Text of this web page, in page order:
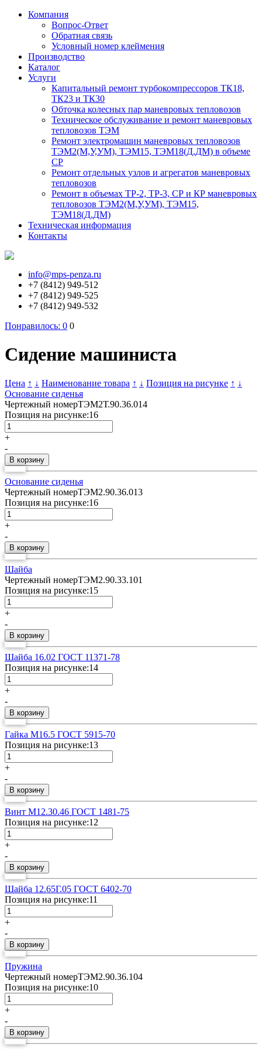
Компания
Вопрос-Ответ
Обратная связь
Условный номер клеймения
Производство
Каталог
Услуги
Капитальный ремонт турбокомпрессоров ТК18,
ТК23 и ТК30
Обточка колесных пар маневровых тепловозов
Техническое обслуживание и ремонт маневровых
тепловозов ТЭМ
Ремонт электромашин маневровых тепловозов
ТЭМ2(М,У,УМ), ТЭМ15, ТЭМ18(Д,ДМ) в объеме
СР
Ремонт отдельных узлов и агрегатов маневровых
тепловозов
Ремонт в объемах ТР-2, ТР-3, СР и КР маневровых
тепловозов ТЭМ2(М,У,УМ), ТЭМ15,
ТЭМ18(Д,ДМ)
Техническая информация
Контакты
info@mps-penza.ru
+7 (8412) 949-512
+7 (8412) 949-525
+7 (8412) 949-532
Понравилось: 0 0
Сидение машиниста
Цена ↑ ↓ Наименование товара ↑ ↓ Позиция на рисунке ↑ ↓
Основание сиденья
Чертежный номерТЭМ2Т.90.36.014
Позиция на рисунке:16
+
-
Основание сиденья
Чертежный номерТЭМ2.90.36.013
Позиция на рисунке:16
+
-
Шайба
Чертежный номерТЭМ2.90.33.101
Позиция на рисунке:15
+
-
Шайба 16.02 ГОСТ 11371-78
Позиция на рисунке:14
+
-
Гайка М16.5 ГОСТ 5915-70
Позиция на рисунке:13
+
-
Винт М12.30.46 ГОСТ 1481-75
Позиция на рисунке:12
+
-
Шайба 12.65Г.05 ГОСТ 6402-70
Позиция на рисунке:11
+
-
Пружина
Чертежный номерТЭМ2.90.36.104
Позиция на рисунке:10
+
-